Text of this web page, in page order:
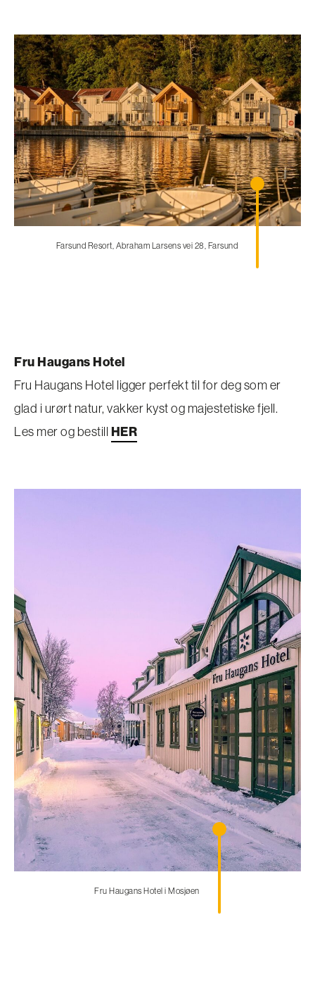
Farsund Resort, Abraham Larsens vei 28, Farsund
Fru Haugans Hotel
Fru Haugans Hotel ligger perfekt til for deg som er
glad i urørt natur, vakker kyst og majestetiske fjell.
Les mer og bestill HER
Fru Haugans Hotel i Mosjøen